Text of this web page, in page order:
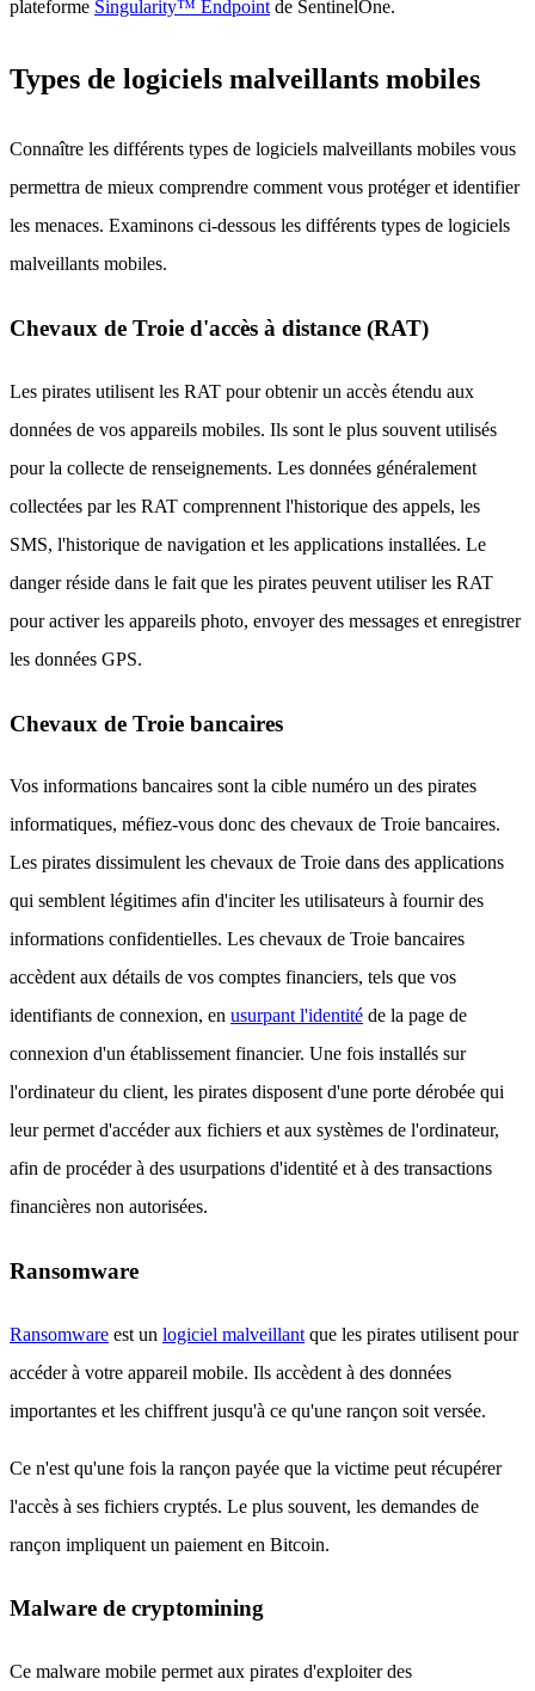
plateforme Singularity™ Endpoint de SentinelOne.
Types de logiciels malveillants mobiles
Connaître les différents types de logiciels malveillants mobiles vous
permettra de mieux comprendre comment vous protéger et identifier
les menaces. Examinons ci-dessous les différents types de logiciels
malveillants mobiles.
Chevaux de Troie d'accès à distance (RAT)
Les pirates utilisent les RAT pour obtenir un accès étendu aux
données de vos appareils mobiles. Ils sont le plus souvent utilisés
pour la collecte de renseignements. Les données généralement
collectées par les RAT comprennent l'historique des appels, les
SMS, l'historique de navigation et les applications installées. Le
danger réside dans le fait que les pirates peuvent utiliser les RAT
pour activer les appareils photo, envoyer des messages et enregistrer
les données GPS.
Chevaux de Troie bancaires
Vos informations bancaires sont la cible numéro un des pirates
informatiques, méfiez-vous donc des chevaux de Troie bancaires.
Les pirates dissimulent les chevaux de Troie dans des applications
qui semblent légitimes afin d'inciter les utilisateurs à fournir des
informations confidentielles. Les chevaux de Troie bancaires
accèdent aux détails de vos comptes financiers, tels que vos
identifiants de connexion, en usurpant l'identité de la page de
connexion d'un établissement financier. Une fois installés sur
l'ordinateur du client, les pirates disposent d'une porte dérobée qui
leur permet d'accéder aux fichiers et aux systèmes de l'ordinateur,
afin de procéder à des usurpations d'identité et à des transactions
financières non autorisées.
Ransomware
Ransomware est un logiciel malveillant que les pirates utilisent pour
accéder à votre appareil mobile. Ils accèdent à des données
importantes et les chiffrent jusqu'à ce qu'une rançon soit versée.
Ce n'est qu'une fois la rançon payée que la victime peut récupérer
l'accès à ses fichiers cryptés. Le plus souvent, les demandes de
rançon impliquent un paiement en Bitcoin.
Malware de cryptomining
Ce malware mobile permet aux pirates d'exploiter des